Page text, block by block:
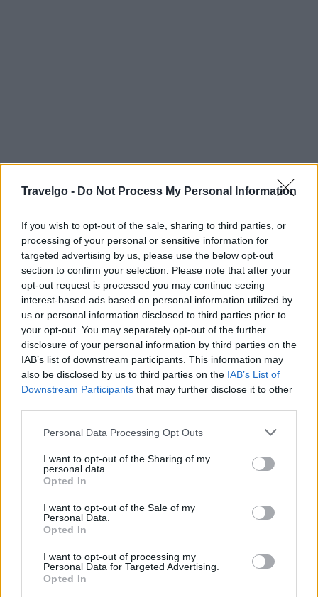
Travelgo - Do Not Process My Personal Information
If you wish to opt-out of the sale, sharing to third parties, or
processing of your personal or sensitive information for
targeted advertising by us, please use the below opt-out
section to confirm your selection. Please note that after your
opt-out request is processed you may continue seeing
interest-based ads based on personal information utilized by
us or personal information disclosed to third parties prior to
your opt-out. You may separately opt-out of the further
disclosure of your personal information by third parties on the
IAB’s list of downstream participants. This information may
also be disclosed by us to third parties on the IAB’s List of
Downstream Participants that may further disclose it to other
Please note that this website/app uses one or more Google
not limited to your visit or usage behaviour. You may click to
grant or deny consent to Google and its third-party tags to
use your data for below specified purposes in below Google
consent section.
Personal Data Processing Opt Outs
I want to opt-out of the Sharing of my
personal data.
Opted In
I want to opt-out of the Sale of my
Personal Data.
Opted In
I want to opt-out of processing my
Personal Data for Targeted Advertising.
Opted In
8 πράγματα που πρέπει να
κάνετε στην Πράγα
Κάντε μια βόλτα στην οδό
που ξεκινάει από την
Θα δείτε σπίτια με ωραίες προσόψεις και χαζέψετε σε
βιτρίνες διάσημων οίκων μόδας.
Περπατήστε στους λιθόστρωτους δρόμους τηςMala
Strana, της περιοχής κάτω από το κάστρο. Γραφικά